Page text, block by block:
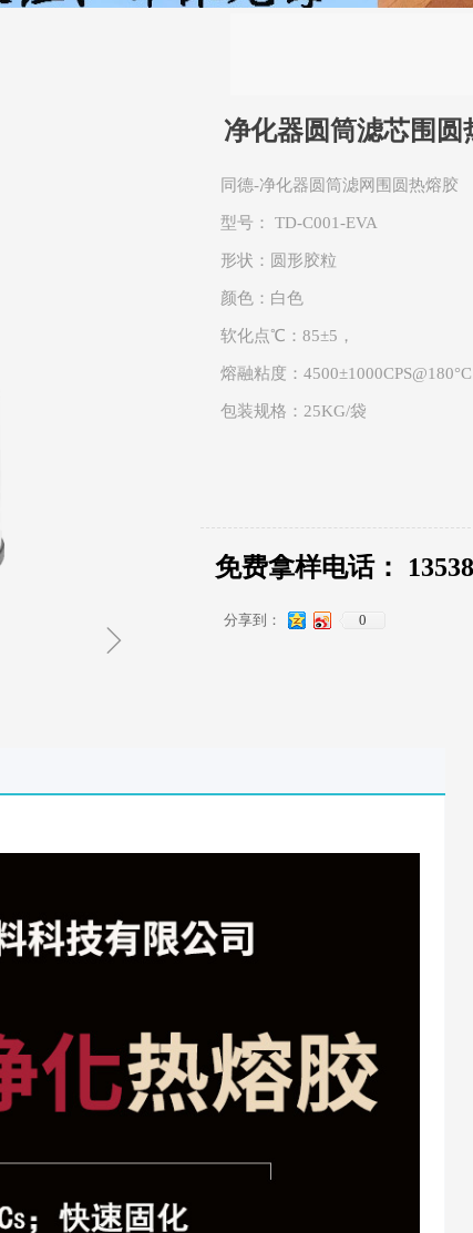
ꁇ
净化器圆筒滤芯围圆
同德-净化器圆筒滤网围圆热熔胶
型号： TD-C001-EVA
形状：圆形胶粒
颜色：白色
软化点℃：85±5，
熔融粘度：4500±1000CPS@180°C
包装规格：25KG/袋
分享到： 0
免费拿样电话：